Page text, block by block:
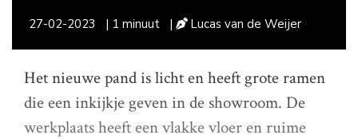
27-02-2023 | 1 minuut | Lucas van de Weijer
Het nieuwe pand is licht en heeft grote ramen
die een inkijkje geven in de showroom. De
werkplaats heeft een vlakke vloer en ruime